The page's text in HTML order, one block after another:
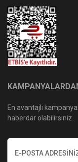
En avantajlı
haberdar olabilirsiniz.